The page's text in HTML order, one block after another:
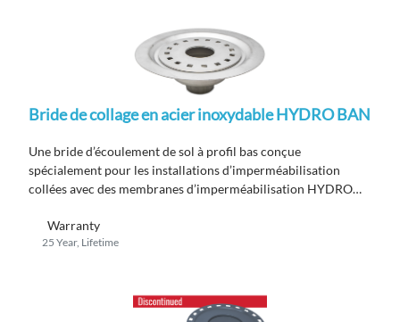
Bride de collage en acier inoxydable HYDRO BAN
Une bride d’écoulement de sol à profil bas conçue
spécialement pour les installations d’imperméabilisation
collées avec des membranes d’imperméabilisation HYDRO
par un code.
Warranty
25 Year, Lifetime